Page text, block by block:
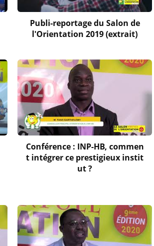
Publi-reportage du Salon de
l'Orientation 2019 (extrait)
Conférence : INP-HB, commen
t intégrer ce prestigieux instit
ut ?